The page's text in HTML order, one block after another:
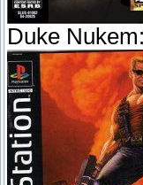
Duke